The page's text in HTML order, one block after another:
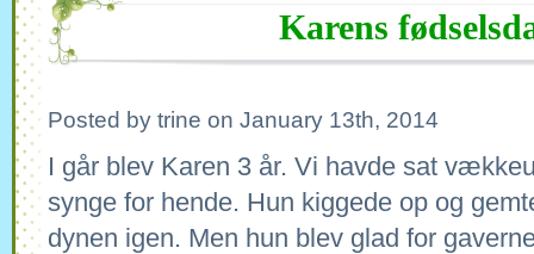
Karens
Posted by trine on January 13th, 2014
I går blev Karen 3 år. Vi havde sat
synge for hende. Hun kiggede op og
dynen igen. Men hun blev glad for